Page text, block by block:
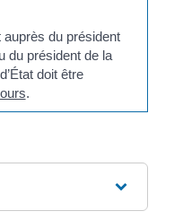
du président
du président de la
doit être
.